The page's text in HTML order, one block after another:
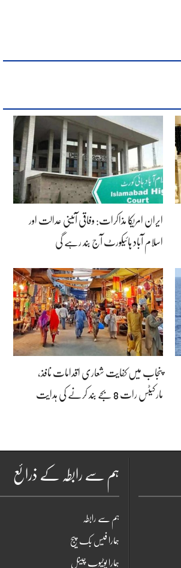
ایران امریکا مذاکرات: وفاقی آئینی عدالت اور
اسلام آباد ہائیکورٹ آج بند رہے گی
پنجاب میں کفایت شعاری اقدامات نافذ،
مارکیٹس رات 8 بجے بند کرنے کی ہدایت
ہم سے رابطہ کے ذرائع
ہم سے رابطہ
ہمارا فیس بک پیج
ہمارا یوٹیوب چینل